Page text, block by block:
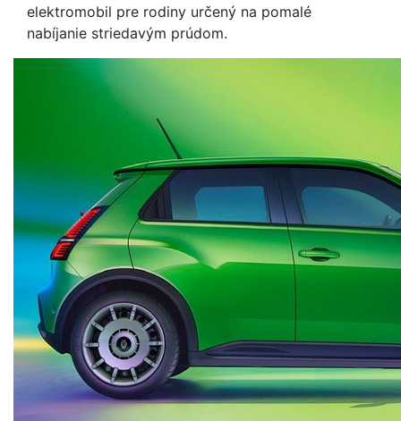
elektromobil pre rodiny určený na pomalé
nabíjanie striedavým prúdom.